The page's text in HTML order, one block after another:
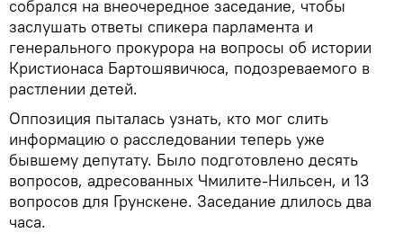
собрался на внеочередное заседание, чтобы
заслушать ответы спикера парламента и
генерального прокурора на вопросы об истории
Кристионаса Бартошявичюса, подозреваемого в
растлении детей.
Оппозиция пыталась узнать, кто мог слить
информацию о расследовании теперь уже
бывшему депутату. Было подготовлено десять
вопросов, адресованных Чмилите-Нильсен, и 13
вопросов для Грунскене. Заседание длилось два
часа.